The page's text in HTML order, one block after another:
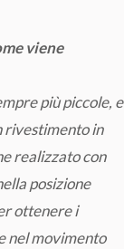
viene
più piccole, e
rivestimento in
realizzato con
posizione
ottenere i
nel movimento